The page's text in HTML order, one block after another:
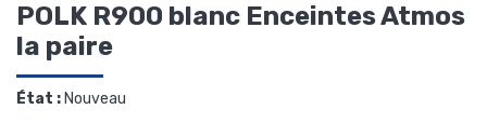
POLK R900 blanc Enceintes Atmos
la paire
État :Nouveau